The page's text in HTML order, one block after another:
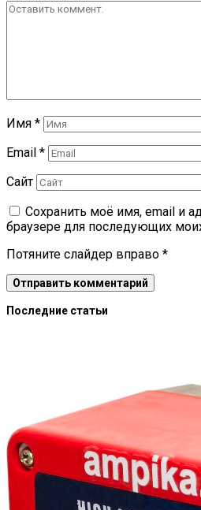
Имя *
Email *
Сайт
Сохранить моё имя, email и
браузере для последующих
Потяните слайдер вправо *
Последние статьи